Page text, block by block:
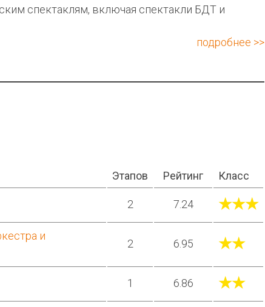
спектаклям, включая спектакли БДТ и
подробнее >>
Этапов Рейтинг Класс
2 7.24 ★★★
и
2 6.95 ★★
1 6.86 ★★